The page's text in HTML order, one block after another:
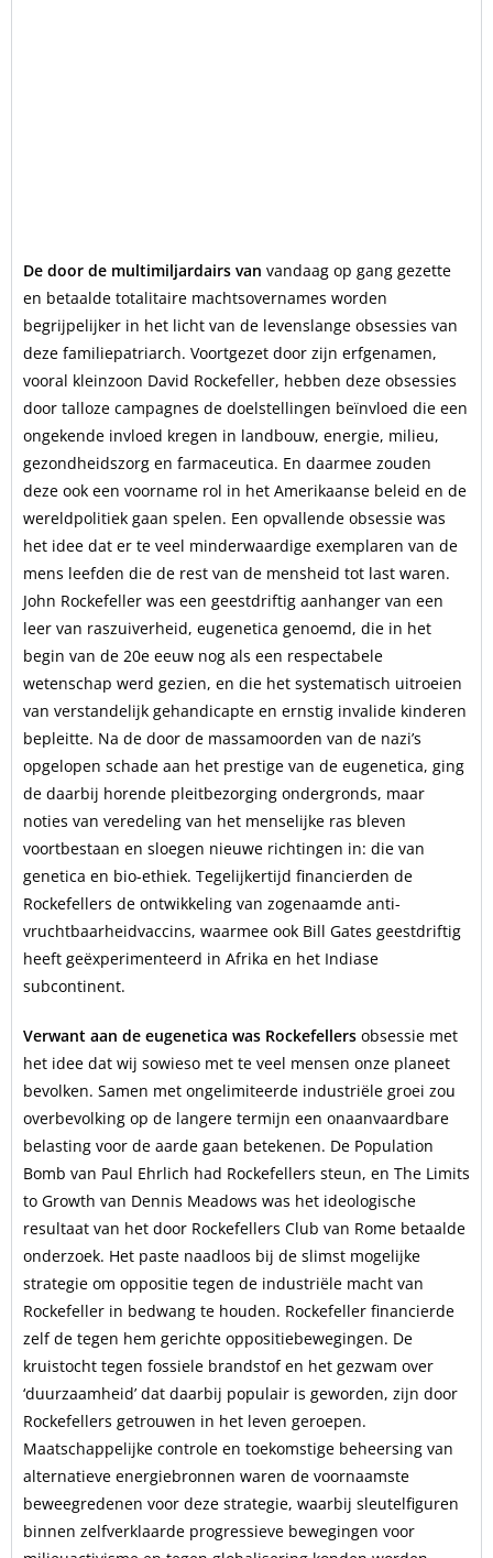
De door de multimiljardairs van vandaag op gang gezette
en betaalde totalitaire machtsovernames worden
begrijpelijker in het licht van de levenslange obsessies van
deze familiepatriarch. Voortgezet door zijn erfgenamen,
vooral kleinzoon David Rockefeller, hebben deze obsessies
door talloze campagnes de doelstellingen beïnvloed die een
ongekende invloed kregen in landbouw, energie, milieu,
gezondheidszorg en farmaceutica. En daarmee zouden
deze ook een voorname rol in het Amerikaanse beleid en de
wereldpolitiek gaan spelen. Een opvallende obsessie was
het idee dat er te veel minderwaardige exemplaren van de
mens leefden die de rest van de mensheid tot last waren.
John Rockefeller was een geestdriftig aanhanger van een
leer van raszuiverheid, eugenetica genoemd, die in het
begin van de 20e eeuw nog als een respectabele
wetenschap werd gezien, en die het systematisch uitroeien
van verstandelijk gehandicapte en ernstig invalide kinderen
bepleitte. Na de door de massamoorden van de nazi’s
opgelopen schade aan het prestige van de eugenetica, ging
de daarbij horende pleitbezorging ondergronds, maar
noties van veredeling van het menselijke ras bleven
voortbestaan en sloegen nieuwe richtingen in: die van
genetica en bio-ethiek. Tegelijkertijd financierden de
Rockefellers de ontwikkeling van zogenaamde anti-
vruchtbaarheidvaccins, waarmee ook Bill Gates geestdriftig
heeft geëxperimenteerd in Afrika en het Indiase
subcontinent.
Verwant aan de eugenetica was Rockefellers obsessie met
het idee dat wij sowieso met te veel mensen onze planeet
bevolken. Samen met ongelimiteerde industriële groei zou
overbevolking op de langere termijn een onaanvaardbare
belasting voor de aarde gaan betekenen. De Population
Bomb van Paul Ehrlich had Rockefellers steun, en The Limits
to Growth van Dennis Meadows was het ideologische
resultaat van het door Rockefellers Club van Rome betaalde
onderzoek. Het paste naadloos bij de slimst mogelijke
strategie om oppositie tegen de industriële macht van
Rockefeller in bedwang te houden. Rockefeller financierde
zelf de tegen hem gerichte oppositiebewegingen. De
kruistocht tegen fossiele brandstof en het gezwam over
‘duurzaamheid’ dat daarbij populair is geworden, zijn door
Rockefellers getrouwen in het leven geroepen.
Maatschappelijke controle en toekomstige beheersing van
alternatieve energiebronnen waren de voornaamste
beweegredenen voor deze strategie, waarbij sleutelfiguren
binnen zelfverklaarde progressieve bewegingen voor